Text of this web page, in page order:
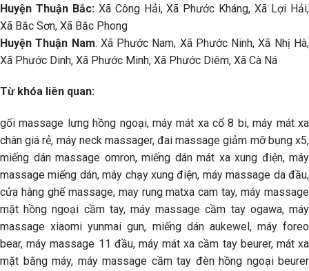
Huyện Thuận Bắc:Xã Công Hải, Xã Phước Kháng, Xã Lợi Hải,
Xã Bắc Sơn, Xã Bắc Phong
Huyện Thuận Nam: Xã Phước Nam, Xã Phước Ninh, Xã Nhị Hà,
Xã Phước Dinh, Xã Phước Minh, Xã Phước Diêm, Xã Cà Ná
Từ khóa liên quan:
gối massage lưng hồng ngoại, máy mát xa cổ 8 bi, máy mát xa
chân giá rẻ, máy neck massager, đai massage giảm mỡ bụng x5,
miếng dán massage omron, miếng dán mát xa xung điện, máy
massage miếng dán, máy chạy xung điện, máy massage da đầu,
cửa hàng ghế massage, may rung matxa cam tay, máy massage
mặt hồng ngoại cầm tay, máy massage cầm tay ogawa, máy
massage xiaomi yunmai gun, miếng dán aukewel, máy foreo
bear, máy massage 11 đầu, máy mát xa cầm tay beurer, mát xa
mặt bằng máy, máy massage cầm tay đèn hồng ngoại beurer